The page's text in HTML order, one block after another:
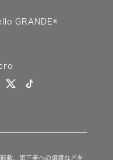
GRANDE®
載、第三者への譲渡などを